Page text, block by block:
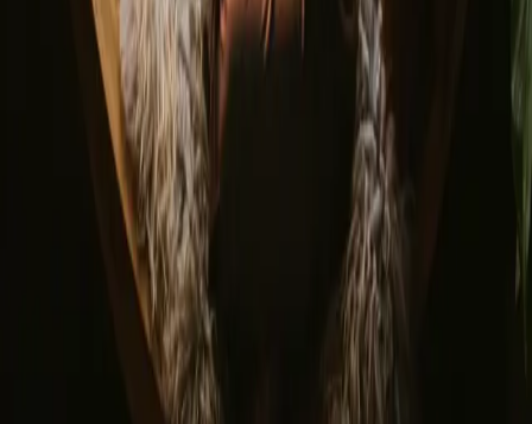
Sikker betaling